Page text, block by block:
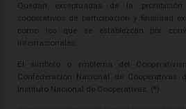
Quedan exceptuadas de la prohibición
cooperativos de participación y finalidad
como los que se establezcan por
internacionales.
El símbolo o emblema del
Confederación Nacional de Cooperativas
Instituto Nacional de Cooperativas. (*)